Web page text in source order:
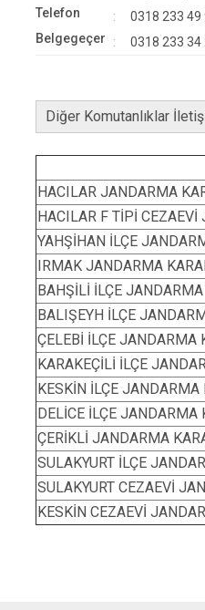
Telefon
0318 233 49
Belgegeçer
0318 233 34
Diğer Komutanlıklar
HACILAR JANDARMA
HACILAR F TİPİ
YAHŞİHAN İLÇE
IRMAK JANDARMA
BAHŞİLİ İLÇE
BALIŞEYH İLÇE
ÇELEBİ İLÇE JANDARMA
KARAKEÇİLİ İLÇE
KESKİN İLÇE JANDARMA
DELİCE İLÇE JANDARMA
ÇERİKLİ JANDARMA
SULAKYURT İLÇE
SULAKYURT CEZAEVİ
KESKİN CEZAEVİ